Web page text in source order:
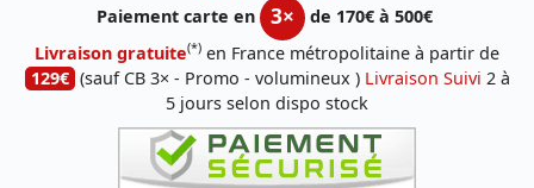
Paiement carte en
3×
de 170€ à 500€
Livraison gratuite(*) en France métropolitaine à partir de
129€ (sauf CB 3× - Promo - volumineux ) Livraison Suivi 2 à
5 jours selon dispo stock